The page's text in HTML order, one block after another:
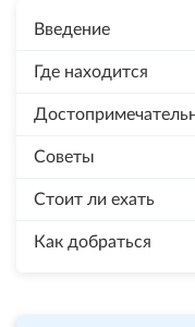
Введение
Где находится
Советы
Стоит ли ехать
Как добраться